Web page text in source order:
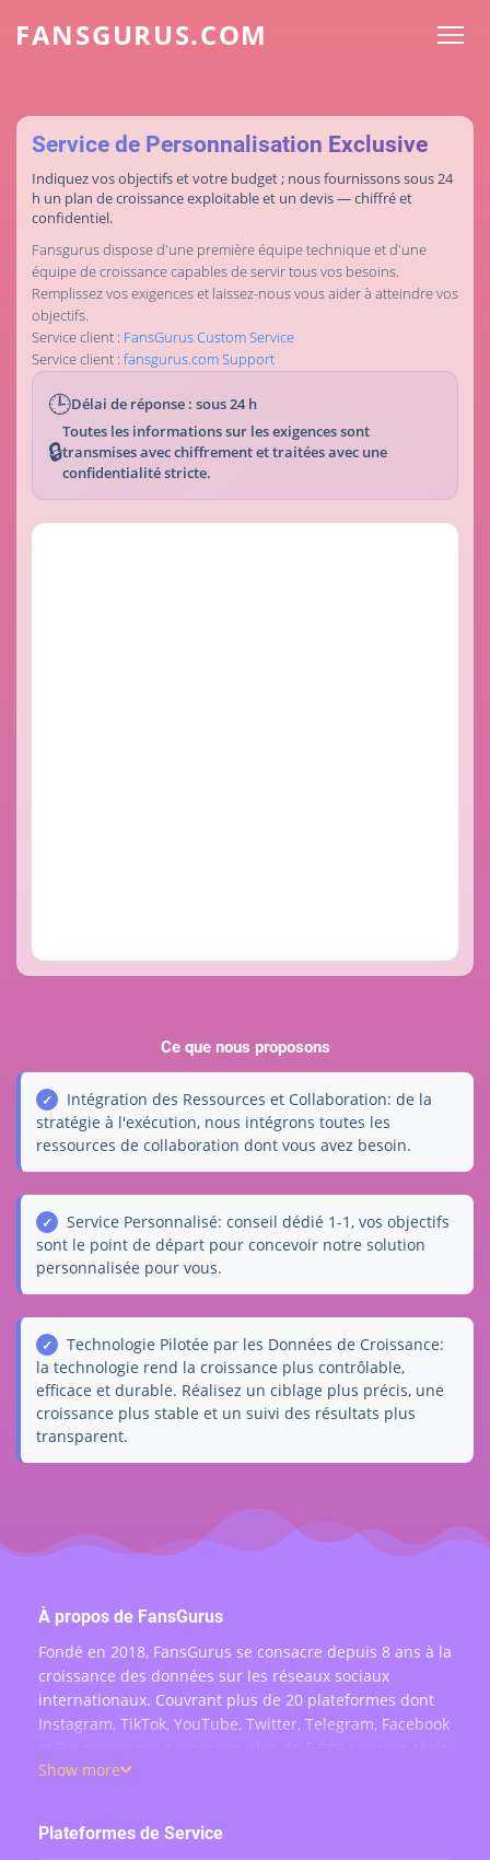
FANSGURUS.COM
Service de Personnalisation Exclusive
Indiquez vos objectifs et votre budget ; nous fournissons sous 24
h un plan de croissance exploitable et un devis — chiffré et
confidentiel.
Fansgurus dispose d'une première équipe technique et d'une
équipe de croissance capables de servir tous vos besoins.
Remplissez vos exigences et laissez-nous vous aider à atteindre vos
objectifs.
Service client : FansGurus Custom Service
Service client : fansgurus.com Support
🕒Délai de réponse : sous 24 h
🔒
Toutes les informations sur les exigences sont
transmises avec chiffrement et traitées avec une
confidentialité stricte.
Ce que nous proposons
Intégration des Ressources et Collaboration: de la
stratégie à l'exécution, nous intégrons toutes les
ressources de collaboration dont vous avez besoin.
Service Personnalisé: conseil dédié 1-1, vos objectifs
sont le point de départ pour concevoir notre solution
personnalisée pour vous.
Technologie Pilotée par les Données de Croissance:
la technologie rend la croissance plus contrôlable,
efficace et durable. Réalisez un ciblage plus précis, une
croissance plus stable et un suivi des résultats plus
transparent.
À propos de FansGurus
Fondé en 2018, FansGurus se consacre depuis 8 ans à la
croissance des données sur les réseaux sociaux
internationaux. Couvrant plus de 20 plateformes dont
Instagram, TikTok, YouTube, Twitter, Telegram, Facebook
: achat d'abonnés, likes, commentaires, vues, partages
000 utilisateurs dans le monde.
Show more
Plateformes de Service